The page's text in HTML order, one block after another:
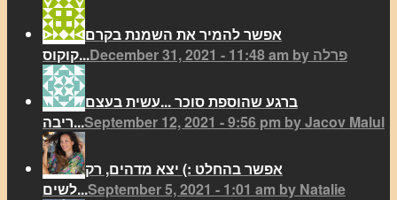
אפשר להמיר את השמנת בקרם
קוקוס...
December 31, 2021 - 11:48 am by פרלה
ברגע שהוספת סוכר ...עשית בעצם
ריבה...September 12, 2021 - 9:56 pm by Jacov Malul
אפשר בהחלט :) יצא מדהים, רק
לשים...September 5, 2021 - 1:01 am by Natalie